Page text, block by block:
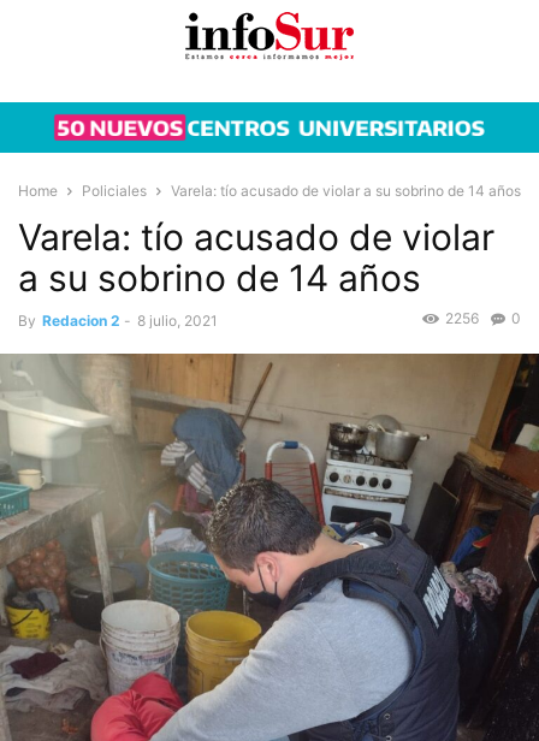
Home Policiales Varela: tío acusado de violar a su sobrino de 14 años
Varela: tío acusado de violar
a su sobrino de 14 años
By Redacion 2 - 8 julio, 2021 0
2256